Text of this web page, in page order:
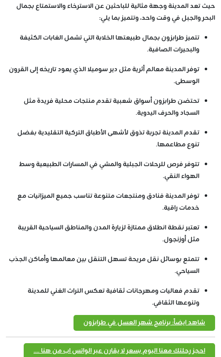
حيث تعد المدينة وجهة مثالية للباحثين عن الاسترخاء والاستمتاع بجمال
البحر والجبل في وقت واحد، وتتميز بما يلي:
تتميز طرابزون بجمال طبيعتها الخلابة التي تشمل الغابات الكثيفة
والبحيرات الصافية.
توفر المدينة معالم أثرية مثل دير سوميلا الذي يعود تاريخه إلى القرون
الوسطى.
تحتضن طرابزون أسواق شعبية تقدم منتجات محلية فريدة مثل
السجاد والحرف اليدوية.
تقدم المدينة تجربة تذوق لأشهى الأطباق التركية التقليدية بفضل
تنوع مطاعمها.
تتوفر فرص للرحلات الجبلية والمشي في المسارات الطبيعية وسط
الهواء النقي.
توفر المدينة فنادق ومنتجعات متنوعة تناسب جميع الميزانيات مع
خدمات راقية.
تعتبر نقطة انطلاق ممتازة لزيارة المدن والمناطق السياحية القريبة
مثل أوزنجول.
تتمتع بوسائل نقل مريحة تسهل التنقل بين معالمها وأماكن الجذب
السياحي.
تقدم فعاليات ومهرجانات ثقافية تعكس التراث الغني للمدينة
وتنوعها الثقافي.
شاهد ايضاً: برنامج شهر العسل في طرابزون
احجز رحلتك معنا اليوم بسعر لا يقارن عبر الواتس اب من هنا ....